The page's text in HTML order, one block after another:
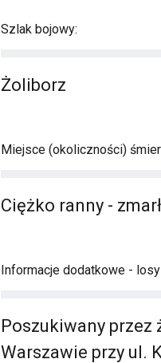
Szlak bojowy:
Żoliborz
Miejsce (okoliczności)
Ciężko ranny - zmarł
Informacje dodatkowe -
Poszukiwany przez
Warszawie przy ul.